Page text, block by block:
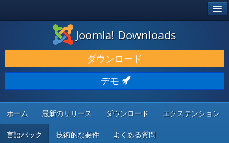
ダウンロードと機能拡張
発見と学び
コミュニティとサポート
開発者向けリソース
Joomla! Downloads
ダウンロード
デモ
ホーム 最新のリリース ダウンロード エクステンション
言語パック 技術的な要件 よくある質問